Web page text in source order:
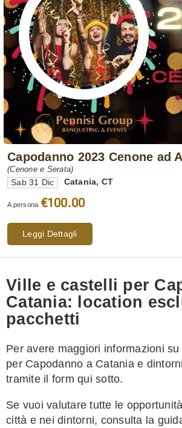
Capodanno 2023 Cenone ad
(Cenone e Serata)
Sab 31 Dic Catania, CT
A persona €100.00
Leggi Dettagli
Ville e castelli per
Catania: location
pacchetti
Per avere maggiori informazioni
per Capodanno a Catania e
tramite il form qui sotto.
Se vuoi valutare tutte le
città e nei dintorni, consulta la